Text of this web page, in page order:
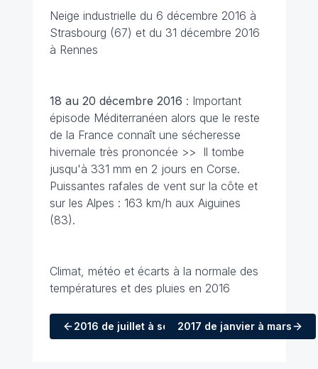
Neige industrielle du 6 décembre 2016 à
Strasbourg (67) et du 31 décembre 2016
à Rennes
18 au 20 décembre 2016 : Important
épisode Méditerranéen alors que le reste
de la France connaît une sécheresse
hivernale très prononcée >> Il tombe
jusqu'à 331 mm en 2 jours en Corse.
Puissantes rafales de vent sur la côte et
sur les Alpes : 163 km/h aux Aiguines
(83).
Climat, météo et écarts à la normale des
températures et des pluies en 2016
2016 de juillet à septembre
2017 de janvier à mars